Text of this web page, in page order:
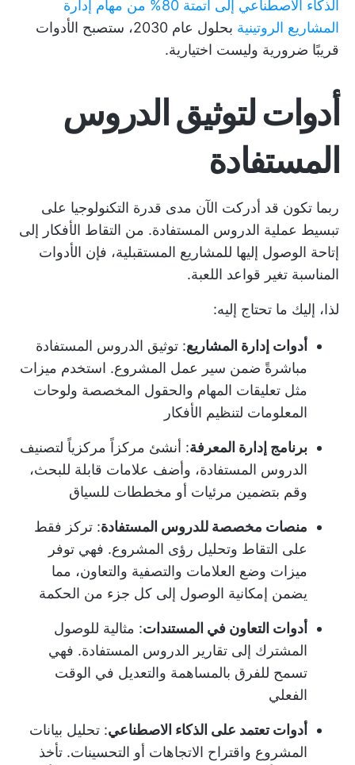
الذكاء الاصطناعي إلى أتمتة 80% من مهام إدارة
المشاريع الروتينية
بحلول عام 2030، ستصبح الأدوات
قريبًا ضرورية وليست اختيارية.
أدوات لتوثيق الدروس
المستفادة
ربما تكون قد أدركت الآن مدى قدرة التكنولوجيا على
تبسيط عملية الدروس المستفادة. من التقاط الأفكار إلى
إتاحة الوصول إليها للمشاريع المستقبلية، فإن الأدوات
المناسبة تغير قواعد اللعبة.
لذا، إليك ما تحتاج إليه:
أدوات إدارة المشاريع: توثيق الدروس المستفادة
مباشرةً ضمن سير عمل المشروع. استخدم ميزات
مثل تعليقات المهام والحقول المخصصة ولوحات
المعلومات لتنظيم الأفكار
برنامج إدارة المعرفة: أنشئ مركزاً مركزياً لتصنيف
الدروس المستفادة، وأضف علامات قابلة للبحث،
وقم بتضمين مرئيات أو مخططات للسياق
منصات مخصصة للدروس المستفادة: تركز فقط
على التقاط وتحليل رؤى المشروع. فهي توفر
ميزات وضع العلامات والتصفية والتعاون، مما
يضمن إمكانية الوصول إلى كل جزء من الحكمة
أدوات التعاون في المستندات: مثالية للوصول
المشترك إلى تقارير الدروس المستفادة. فهي
تسمح للفرق بالمساهمة والتعديل في الوقت
الفعلي
أدوات تعتمد على الذكاء الاصطناعي: تحليل بيانات
المشروع واقتراح الاتجاهات أو التحسينات. تأخذ